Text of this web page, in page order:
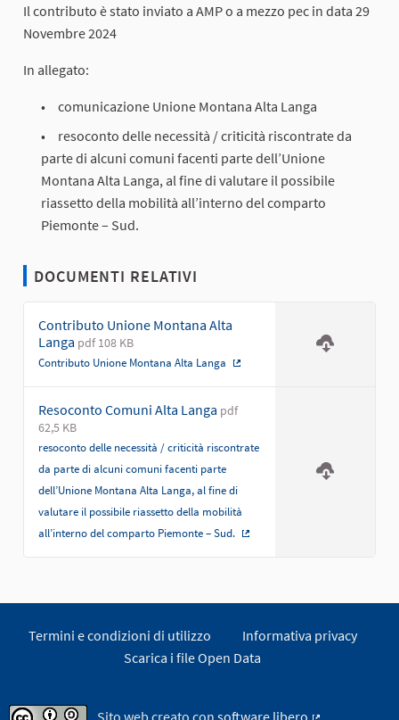
Il contributo è stato inviato a AMP o a mezzo pec in data 29
Novembre 2024
In allegato:
comunicazione Unione Montana Alta Langa
resoconto delle necessità / criticità riscontrate da
parte di alcuni comuni facenti parte dell’Unione
Montana Alta Langa, al fine di valutare il possibile
riassetto della mobilità all’interno del comparto
Piemonte – Sud.
DOCUMENTI RELATIVI
Contributo Unione Montana Alta
Langa pdf 108 KB
Contributo Unione Montana Alta Langa
Resoconto Comuni Alta Langa pdf
62,5 KB
resoconto delle necessità / criticità riscontrate
da parte di alcuni comuni facenti parte
dell’Unione Montana Alta Langa, al fine di
valutare il possibile riassetto della mobilità
all’interno del comparto Piemonte – Sud.
Termini e condizioni di utilizzo
Informativa privacy
Scarica i file Open Data